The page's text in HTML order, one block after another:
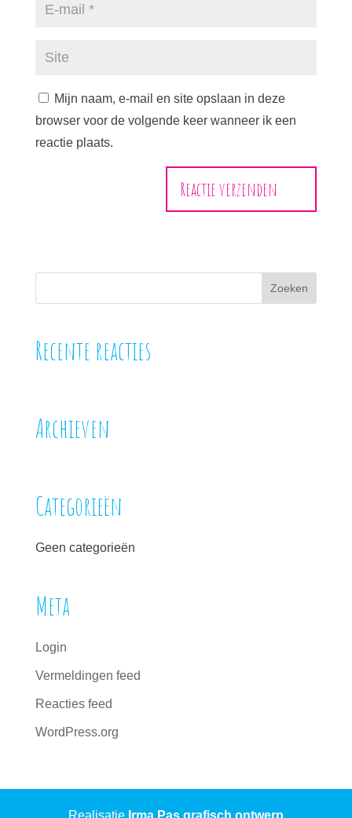
Mijn naam, e-mail en site opslaan in deze
browser voor de volgende keer wanneer ik een
reactie plaats.
Recente reacties
Archieven
Categorieën
Geen categorieën
Meta
Login
Vermeldingen feed
Reacties feed
WordPress.org